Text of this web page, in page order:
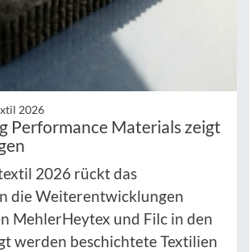
2026
Performance Materials zeigt
2026 rückt das
die Weiterentwicklungen
MehlerHeytex und Filc in den
werden beschichtete Textilien